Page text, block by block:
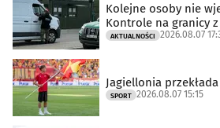
Kolejne osoby nie
Kontrole na granicy
AKTUALNOŚCI 2026.08.07
Jagiellonia
SPORT 2026.08.07 15:15